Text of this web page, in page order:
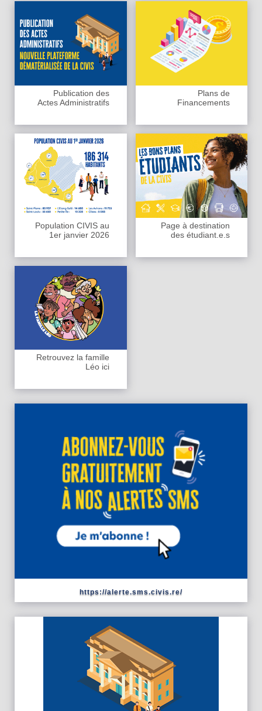
Publication des
Actes Administratifs
Plans de
Financements
Population CIVIS au
1er janvier 2026
Page à destination
des étudiant.e.s
Retrouvez la famille
Léo ici
https://alerte.sms.civis.re/